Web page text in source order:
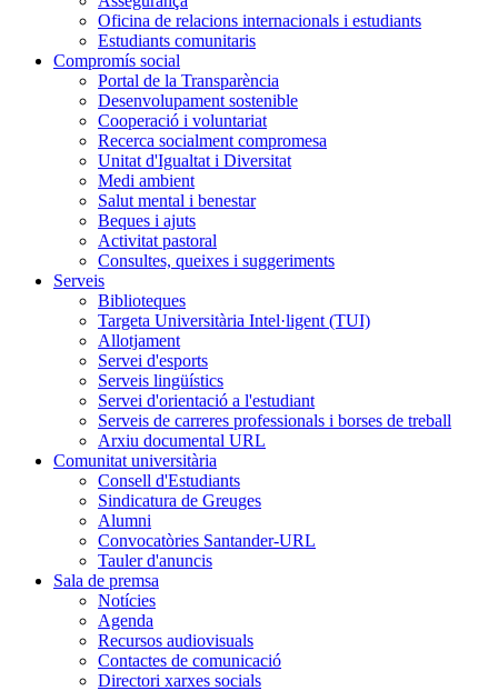
Oficina de relacions internacionals i estudiants
Estudiants comunitaris
Compromís social
Portal de la Transparència
Desenvolupament sostenible
Cooperació i voluntariat
Recerca socialment compromesa
Unitat d'Igualtat i Diversitat
Medi ambient
Salut mental i benestar
Beques i ajuts
Activitat pastoral
Consultes, queixes i suggeriments
Serveis
Biblioteques
Targeta Universitària Intel·ligent (TUI)
Allotjament
Servei d'esports
Serveis lingüístics
Servei d'orientació a l'estudiant
Serveis de carreres professionals i borses de treball
Arxiu documental URL
Comunitat universitària
Consell d'Estudiants
Sindicatura de Greuges
Alumni
Convocatòries Santander-URL
Tauler d'anuncis
Sala de premsa
Notícies
Agenda
Recursos audiovisuals
Contactes de comunicació
Directori xarxes socials